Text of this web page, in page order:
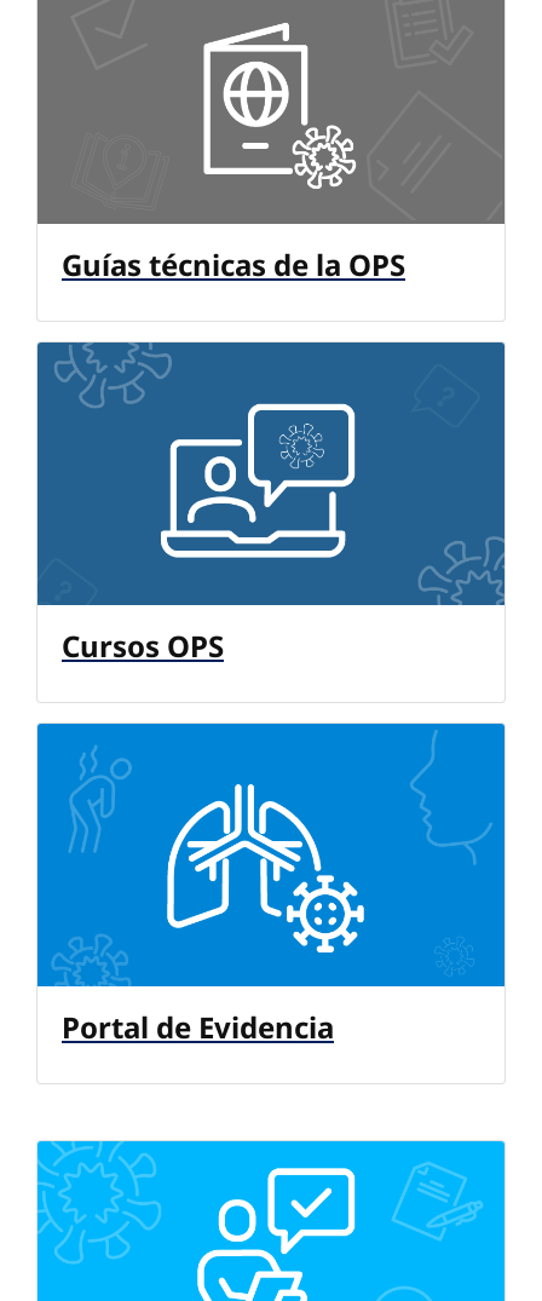
Guías técnicas de la OPS
Cursos OPS
Portal de Evidencia